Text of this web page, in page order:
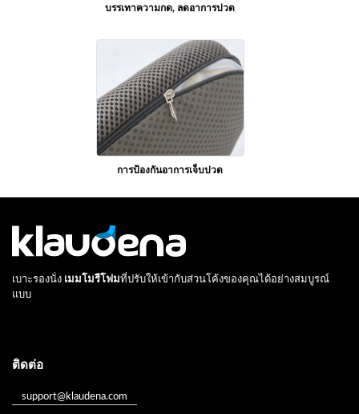
บรรเทาความกด, ลดอาการปวด
การป้องกันอาการเจ็บปวด
เบาะรองนั่ง เมมโมรีโฟมที่ปรับให้เข้ากับส่วนโค้งของคุณได้อย่างสมบูรณ์
แบบ
ติดต่อ
support@klaudena.com